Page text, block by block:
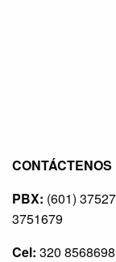
CONTÁCTENOS
PBX: (601)
3751679
Cel: 320 8568698